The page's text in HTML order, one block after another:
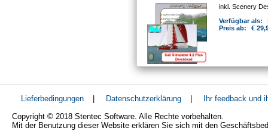
inkl. Scenery
Verfügbar als:
Preis ab:
€
Lieferbedingungen Datenschutzerklärung
Ihr feedback und
Copyright © 2018 Stentec Software. Alle Rechte vorbehalten.
Mit der Benutzung dieser Website erklären Sie sich mit den